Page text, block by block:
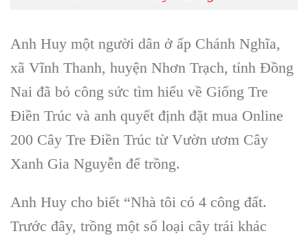
Anh Huy một người dân ở ấp Chánh Nghĩa,
xã Vĩnh Thanh, huyện Nhơn Trạch, tỉnh Đồng
Nai đã bỏ công sức tìm hiểu về Giống Tre
Điền Trúc và anh quyết định đặt mua Online
200 Cây Tre Điền Trúc từ Vườn ươm Cây
Xanh Gia Nguyễn để trồng.
Anh Huy cho biết “Nhà tôi có 4 công đất.
Trước đây, trồng một số loại cây trái khác